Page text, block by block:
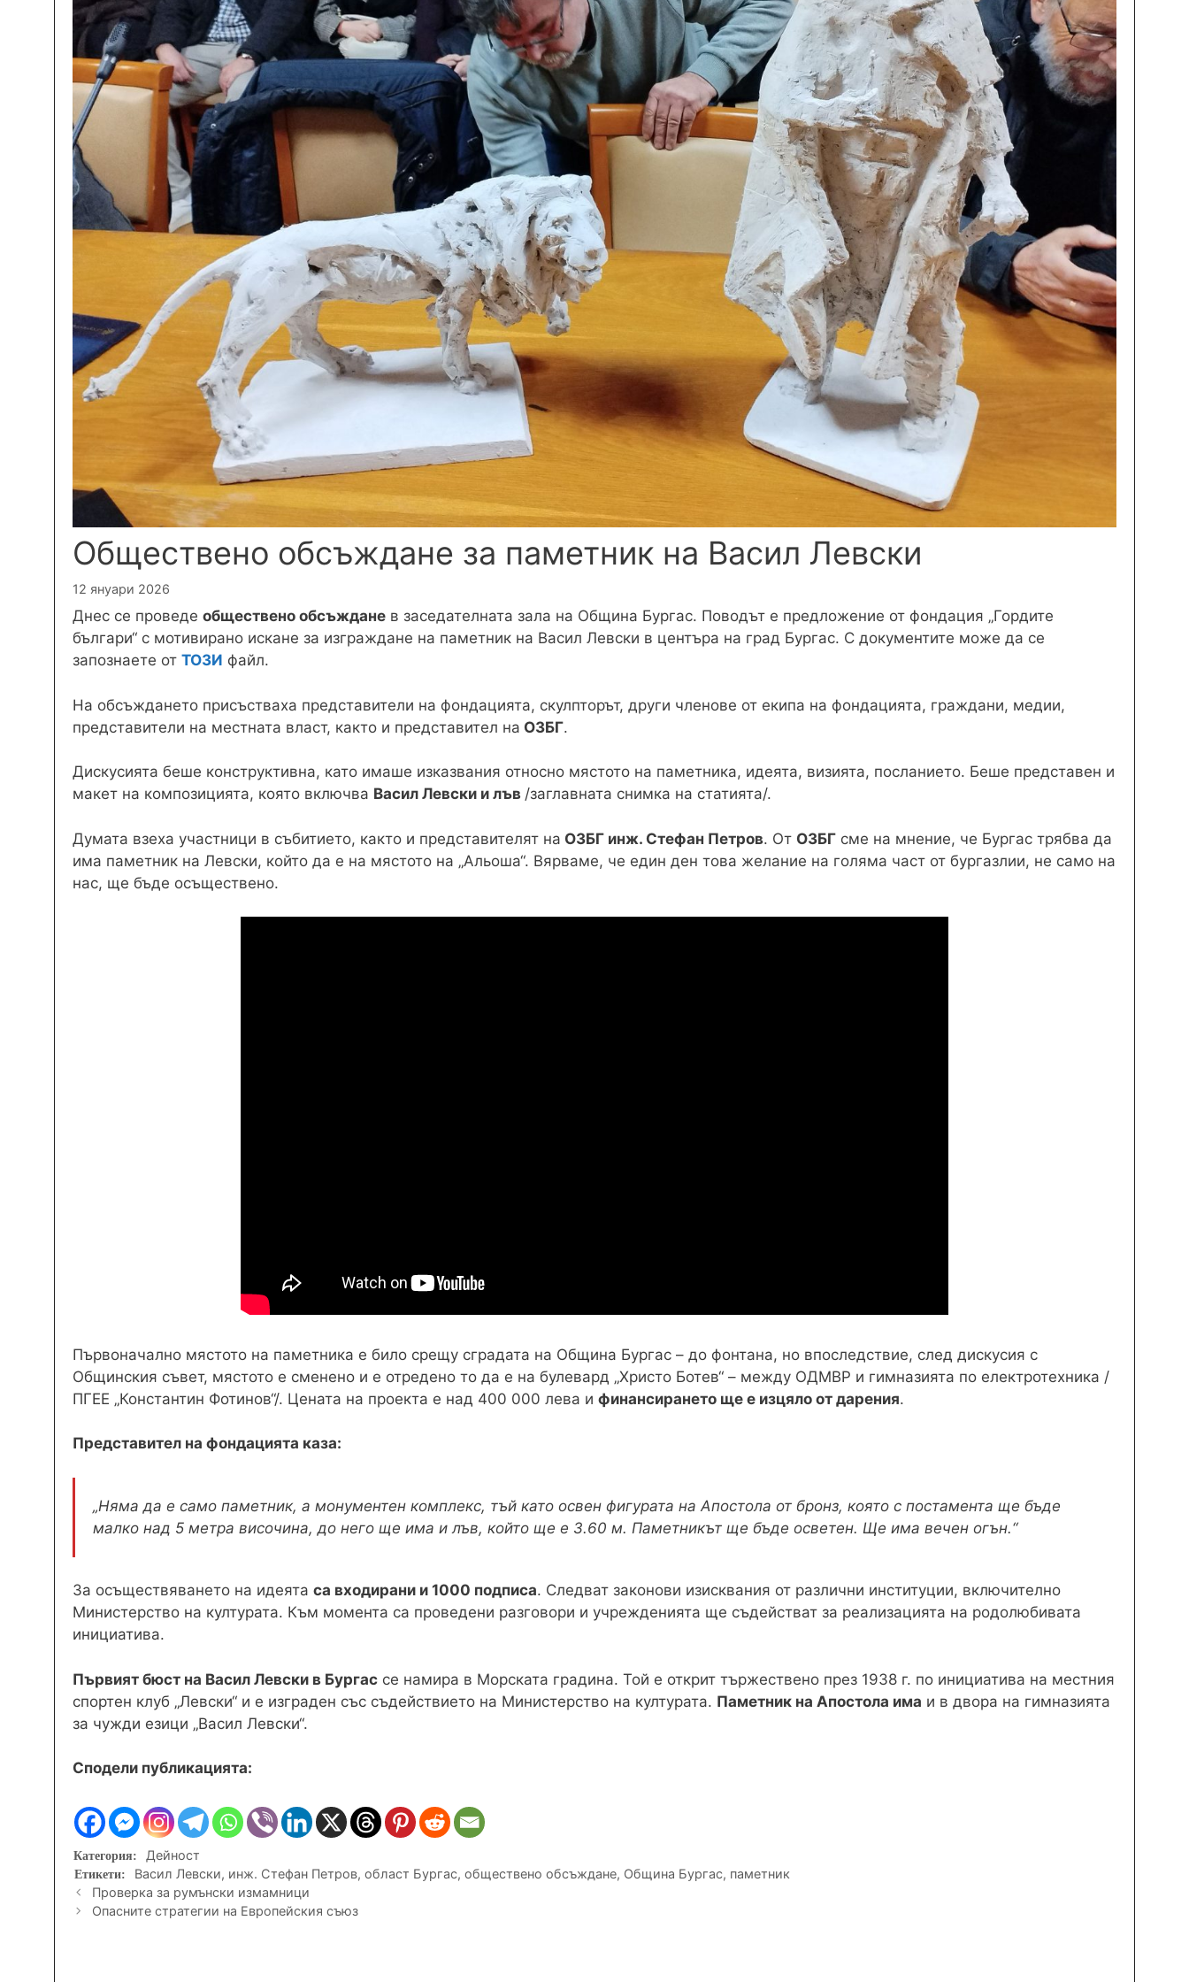
Обществено обсъждане за паметник на Васил Левски
12 януари 2026
Днес се проведе обществено обсъждане в заседателната зала на Община Бургас. Поводът е предложение от фондация „Гордите
българи“ с мотивирано искане за изграждане на паметник на Васил Левски в центъра на град Бургас. С документите може да се
запознаете от ТОЗИ файл.
На обсъждането присъстваха представители на фондацията, скулпторът, други членове от екипа на фондацията, граждани, медии,
представители на местната власт, както и представител на ОЗБГ.
Дискусията беше конструктивна, като имаше изказвания относно мястото на паметника, идеята, визията, посланието. Беше представен и
макет на композицията, която включва Васил Левски и лъв /заглавната снимка на статията/.
Думата взеха участници в събитието, както и представителят на ОЗБГ инж. Стефан Петров. От ОЗБГ сме на мнение, че Бургас трябва да
има паметник на Левски, който да е на мястото на „Альоша“. Вярваме, че един ден това желание на голяма част от бургазлии, не само на
нас, ще бъде осъществено.
Първоначално мястото на паметника е било срещу сградата на Община Бургас – до фонтана, но впоследствие, след дискусия с
Общинския съвет, мястото е сменено и е отредено то да е на булевард „Христо Ботев“ – между ОДМВР и гимназията по електротехника /
ПГЕЕ „Константин Фотинов“/. Цената на проекта е над 400 000 лева и финансирането ще е изцяло от дарения.
Представител на фондацията каза:
„Няма да е само паметник, а монументен комплекс, тъй като освен фигурата на Апостола от бронз, която с постамента ще бъде
малко над 5 метра височина, до него ще има и лъв, който ще е 3.60 м. Паметникът ще бъде осветен. Ще има вечен огън.“
За осъществяването на идеята са входирани и 1000 подписа. Следват законови изисквания от различни институции, включително
Министерство на културата. Към момента са проведени разговори и учрежденията ще съдействат за реализацията на родолюбивата
инициатива.
Първият бюст на Васил Левски в Бургас се намира в Морската градина. Той е открит тържествено през 1938 г. по инициатива на местния
спортен клуб „Левски“ и е изграден със съдействието на Министерство на културата. Паметник на Апостола има и в двора на гимназията
за чужди езици „Васил Левски“.
Сподели публикацията:
Категории
Дейност
Етикети
Васил Левски, инж. Стефан Петров, област Бургас, обществено обсъждане, Община Бургас, паметник
Проверка за румънски измамници
Опасните стратегии на Европейския съюз